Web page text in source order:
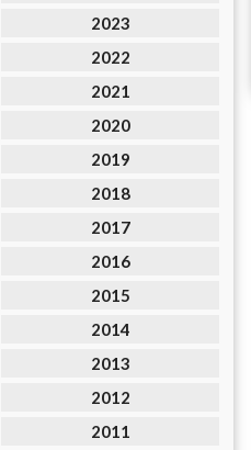
2023
2022
2021
2020
2019
2018
2017
2016
2015
2014
2013
2012
2011